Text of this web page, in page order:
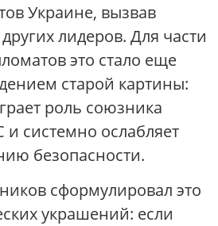
Украине, вызвав
лидеров. Для части
это стало еще
старой картины:
роль союзника
и системно ослабляет
безопасности.
сформулировал это
украшений: если